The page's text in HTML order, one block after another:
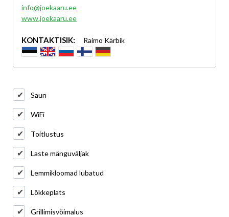
info@joekaaru.ee
www.joekaaru.ee
KONTAKTISIK: Raimo Kärbik
Saun
WiFi
Toitlustus
Laste mänguväljak
Lemmikloomad lubatud
Lõkkeplats
Grillimisvõimalus